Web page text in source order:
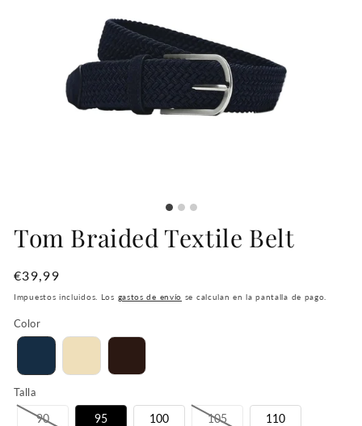
Tom Braided Textile Belt
Precio
habitual
€39,99
Impuestos incluidos. Los gastos de envío se calculan en la pantalla de pago.
Color
Talla
90 95 100 105 110